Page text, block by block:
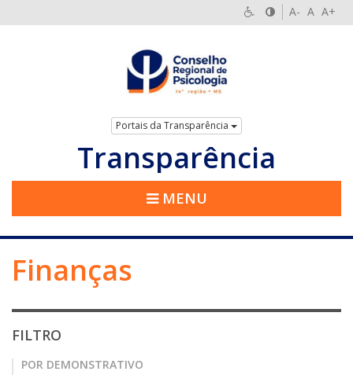
A- A A+
Portais da Transparência
Transparência
MENU
Finanças
FILTRO
POR DEMONSTRATIVO